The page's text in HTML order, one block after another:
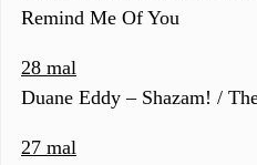
Remind Me Of You
28 mal
Duane Eddy – Shazam! /
27 mal